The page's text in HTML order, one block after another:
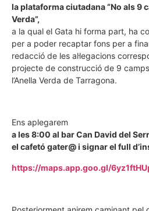
la plataforma ciutadana “No als 9
Verda”,
a la qual el Gata hi forma part, ha
per a poder recaptar fons per a
redacció de les al·legacions
projecte de construcció de 9
l’Anella Verda de Tarragona.
Ens aplegarem
a les 8:00 al bar Can David del
el cafetó gater@ i signar el full
https://maps.app.goo.gl/